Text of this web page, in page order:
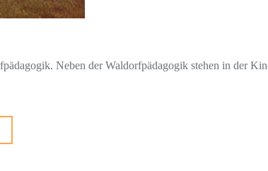
Neben der Waldorfpädagogik stehen in der